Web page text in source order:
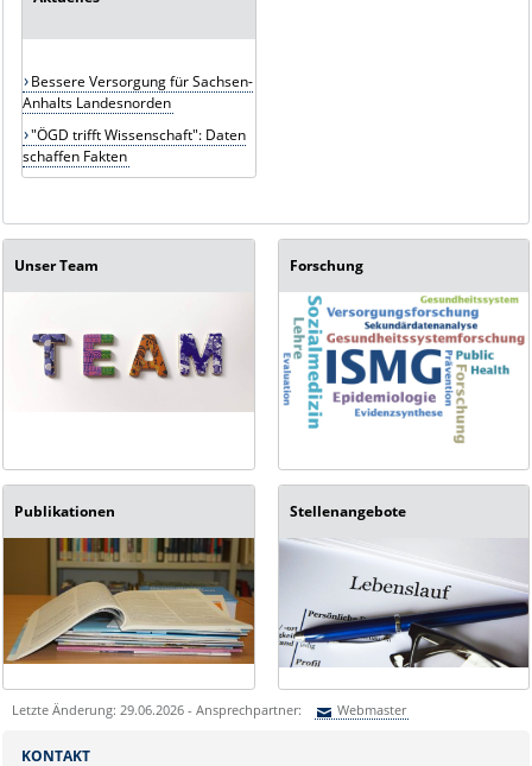
Bessere Versorgung für Sachsen-
Anhalts Landesnorden
"ÖGD trifft Wissenschaft": Daten
schaffen Fakten
Unser Team Forschung
Publikationen Stellenangebote
Letzte Änderung: 29.06.2026 - Ansprechpartner: Webmaster
KONTAKT